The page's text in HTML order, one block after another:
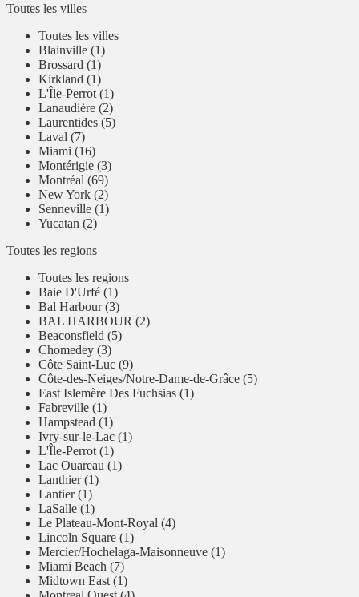
Toutes les villes
Toutes les villes
Blainville (1)
Brossard (1)
Kirkland (1)
L'Île-Perrot (1)
Lanaudière (2)
Laurentides (5)
Laval (7)
Miami (16)
Montérigie (3)
Montréal (69)
New York (2)
Senneville (1)
Yucatan (2)
Toutes les regions
Toutes les regions
Baie D'Urfé (1)
Bal Harbour (3)
BAL HARBOUR (2)
Beaconsfield (5)
Chomedey (3)
Côte Saint-Luc (9)
Côte-des-Neiges/Notre-Dame-de-Grâce (5)
East Islemère Des Fuchsias (1)
Fabreville (1)
Hampstead (1)
Ivry-sur-le-Lac (1)
L'Île-Perrot (1)
Lac Ouareau (1)
Lanthier (1)
Lantier (1)
LaSalle (1)
Le Plateau-Mont-Royal (4)
Lincoln Square (1)
Mercier/Hochelaga-Maisonneuve (1)
Miami Beach (7)
Midtown East (1)